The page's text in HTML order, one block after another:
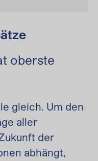
oberste
gleich. Um den
aller
der
abhängt,